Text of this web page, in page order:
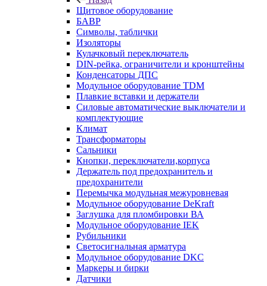
Щитовое оборудование
БАВР
Символы, таблички
Изоляторы
Кулачковый переключатель
DIN-рейка, ограничители и кронштейны
Конденсаторы ДПС
Модульное оборудование TDM
Плавкие вставки и держатели
Силовые автоматические выключатели и
комплектующие
Климат
Трансформаторы
Сальники
Кнопки, переключатели,корпуса
Держатель под предохранитель и
предохранители
Перемычка модульная межуровневая
Модульное оборудование DeKraft
Заглушка для пломбировки ВА
Модульное оборудование IEK
Рубильники
Светосигнальная арматура
Модульное оборудование DKC
Маркеры и бирки
Датчики